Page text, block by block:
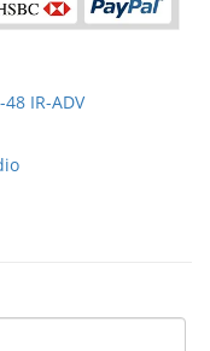
IR-ADV